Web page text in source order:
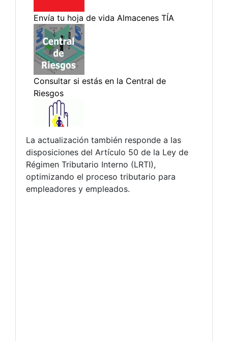
La actualización también responde a las
disposiciones del Artículo 50 de la Ley de
Régimen Tributario Interno (LRTI),
optimizando el proceso tributario para
empleadores y empleados.